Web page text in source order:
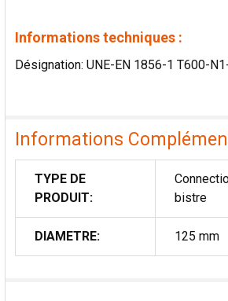
Informations techniques :
Désignation: UNE-EN 1856-1 T600-
Informations
TYPE DE
PRODUIT:
bistre
DIAMETRE: 125 mm